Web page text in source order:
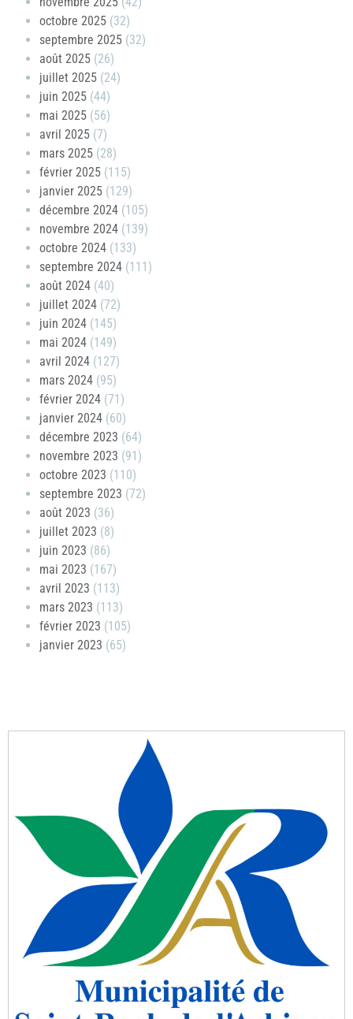
octobre 2025 (32)
septembre 2025 (32)
août 2025 (26)
juillet 2025 (24)
juin 2025 (44)
mai 2025 (56)
avril 2025 (7)
mars 2025 (28)
février 2025 (115)
janvier 2025 (129)
décembre 2024 (105)
novembre 2024 (139)
octobre 2024 (133)
septembre 2024 (111)
août 2024 (40)
juillet 2024 (72)
juin 2024 (145)
mai 2024 (149)
avril 2024 (127)
mars 2024 (95)
février 2024 (71)
janvier 2024 (60)
décembre 2023 (64)
novembre 2023 (91)
octobre 2023 (110)
septembre 2023 (72)
août 2023 (36)
juillet 2023 (8)
juin 2023 (86)
mai 2023 (167)
avril 2023 (113)
mars 2023 (113)
février 2023 (105)
janvier 2023 (65)